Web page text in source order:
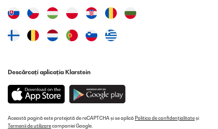
Descărcați aplicația Klarstein
Această pagină este protejată de reCAPTCHA și se aplică Politica de confidențialitateși
Termenii de utilizarecompaniei Google.